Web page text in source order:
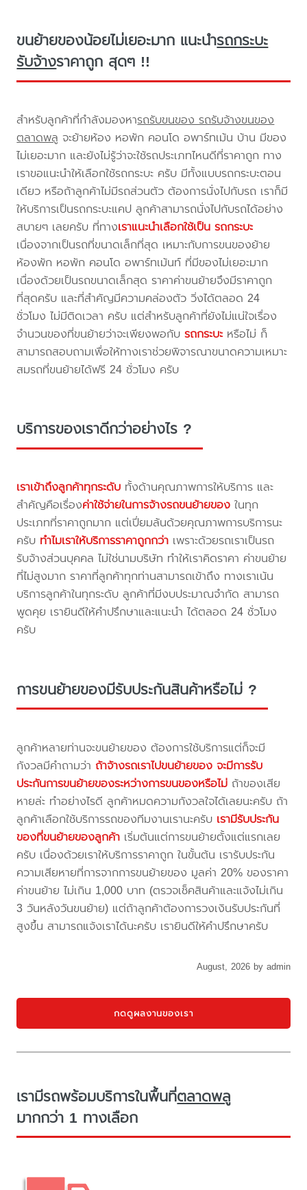
ขนย้ายของน้อยไม่เยอะมาก แนะนำรถกระบะ
รับจ้างราคาถูก สุดๆ !!
สำหรับลูกค้าที่กำลังมองหารถรับขนของ รถรับจ้างขนของ
ตลาดพลู จะย้ายห้อง หอพัก คอนโด อพาร์ทเม้น บ้าน มีของ
ไม่เยอะมาก และยังไม่รู้ว่าจะใช้รถประเภทไหนดีที่ราคาถูก ทาง
เราขอแนะนำให้เลือกใช้รถกระบะ ครับ มีทั้งแบบรถกระบะตอน
เดียว หรือถ้าลูกค้าไม่มีรถส่วนตัว ต้องการนั่งไปกับรถ เราก็มี
ให้บริการเป็นรถกระบะแคป ลูกค้าสามารถนั่งไปกับรถได้อย่าง
สบายๆ เลยครับ ที่ทางเราแนะนำเลือกใช้เป็น รถกระบะ
เนื่องจากเป็นรถที่ขนาดเล็กที่สุด เหมาะกับการขนของย้าย
ห้องพัก หอพัก คอนโด อพาร์ทเม้นท์ ที่มีของไม่เยอะมาก
เนื่องด้วยเป็นรถขนาดเล็กสุด ราคาค่าขนย้ายจึงมีราคาถูก
ที่สุดครับ และที่สำคัญมีความคล่องตัว วิ่งได้ตลอด 24
ชั่วโมง ไม่มีติดเวลา ครับ แต่สำหรับลูกค้าที่ยังไม่แน่ใจเรื่อง
จำนวนของที่ขนย้ายว่าจะเพียงพอกับรถกระบะ หรือไม่ ก็
สามารถสอบถามเพื่อให้ทางเราช่วยพิจารณาขนาดความเหมาะ
สมรถที่ขนย้ายได้ฟรี 24 ชั่วโมง ครับ
บริการของเราดีกว่าอย่างไร ?
เราเข้าถึงลูกค้าทุกระดับ ทั้งด้านคุณภาพการให้บริการ และ
สำคัญคือเรื่องค่าใช้จ่ายในการจ้างรถขนย้ายของ ในทุก
ประเภทที่ราคาถูกมาก แต่เปี่ยมล้นด้วยคุณภาพการบริการนะ
ครับ ทำไมเราให้บริการราคาถูกกว่า เพราะด้วยรถเราเป็นรถ
รับจ้างส่วนบุคคล ไม่ใช่นามบริษัท ทำให้เราคิดราคา ค่าขนย้าย
ที่ไม่สูงมาก ราคาที่ลูกค้าทุกท่านสามารถเข้าถึง ทางเราเน้น
บริการลูกค้าในทุกระดับ ลูกค้าที่มีงบประมาณจำกัด สามารถ
พูดคุย เรายินดีให้คำปรึกษาและแนะนำ ได้ตลอด 24 ชั่วโมง
ครับ
การขนย้ายของมีรับประกันสินค้าหรือไม่ ?
ลูกค้าหลายท่านจะขนย้ายของ ต้องการใช้บริการแต่ก็จะมี
กังวลมีคำถามว่า ถ้าจ้างรถเราไปขนย้ายของ จะมีการรับ
ประกันการขนย้ายของระหว่างการขนของหรือไม่ ถ้าของเสีย
หายล่ะ ทำอย่างไรดี ลูกค้าหมดความกังวลใจได้เลยนะครับ ถ้า
ลูกค้าเลือกใช้บริการรถของทีมงานเรานะครับ เรามีรับประกัน
ของที่ขนย้ายของลูกค้า เริ่มต้นแต่การขนย้ายตั้งแต่แรกเลย
ครับ เนื่องด้วยเราให้บริการราคาถูก ในขั้นต้น เรารับประกัน
ความเสียหายที่การจากการขนย้ายของ มูลค่า 20% ของราคา
ค่าขนย้าย ไม่เกิน 1,000 บาท (ตรวจเช็คสินค้าและแจ้งไม่เกิน
3 วันหลังวันขนย้าย) แต่ถ้าลูกค้าต้องการวงเงินรับประกันที่
สูงขึ้น สามารถแจ้งเราได้นะครับ เรายินดีให้คำปรึกษาครับ
August, 2026 by admin
กดดูผลงานของเรา
เรามีรถพร้อมบริการในพื้นที่ตลาดพลู
มากกว่า 1 ทางเลือก